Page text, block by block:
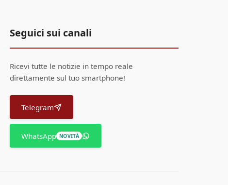
Seguici sui canali
Ricevi tutte le notizie in tempo reale
direttamente sul tuo smartphone!
Telegram
WhatsApp NOVITÀ